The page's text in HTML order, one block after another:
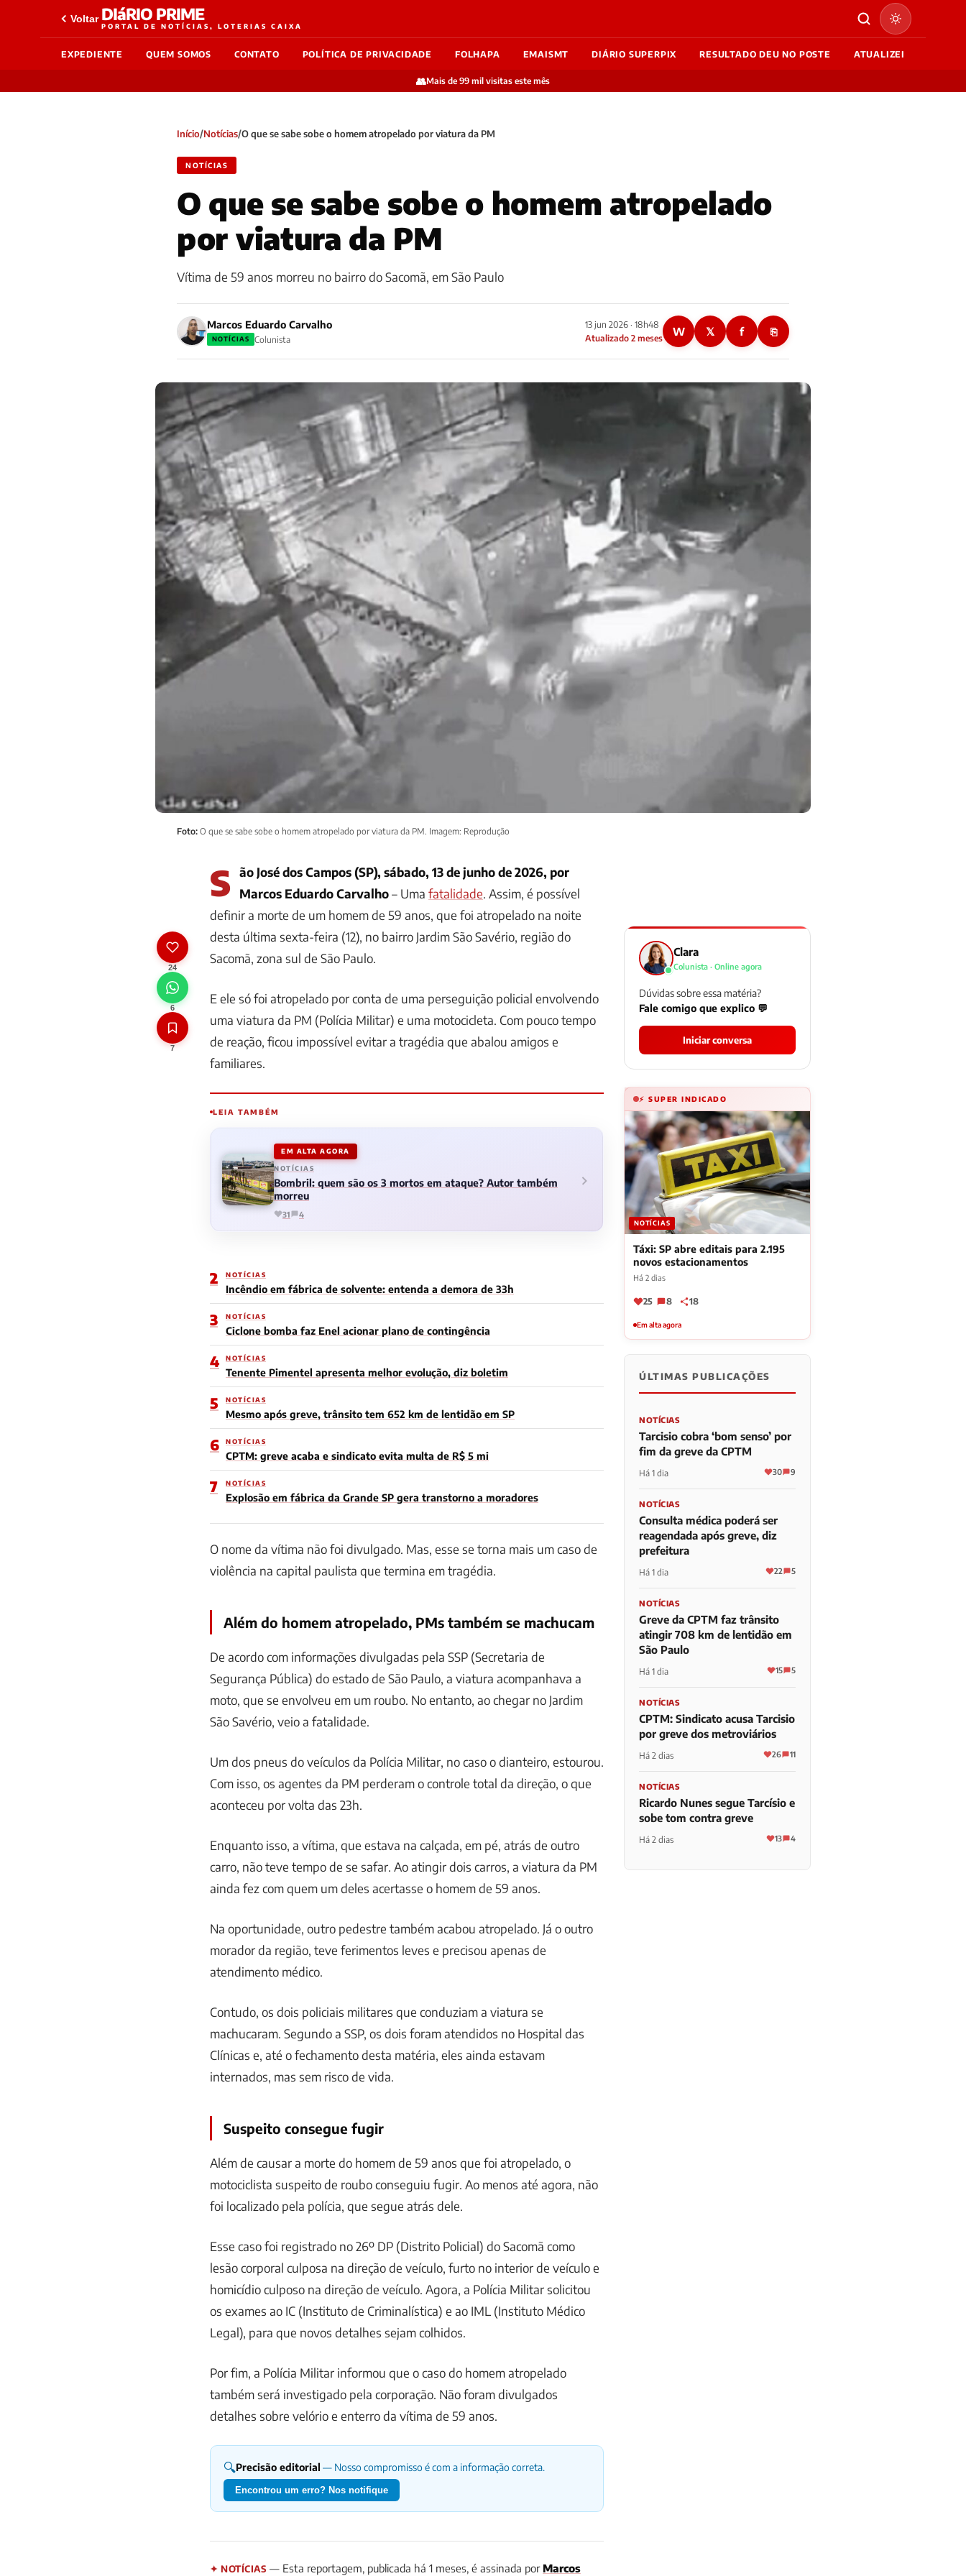
Voltar DIáRIO PRIME
PORTAL DE NOTÍCIAS, LOTERIAS CAIXA
EXPEDIENTE QUEM SOMOS CONTATO POLÍTICA DE PRIVACIDADE FOLHAPA EMAISMT DIÁRIO SUPERPIX RESULTADO DEU NO POSTE ATUALIZEI
👥Mais de 99 mil visitas este mês
Início/Notícias/O que se sabe sobe o homem atropelado por viatura da PM
NOTÍCIAS
O que se sabe sobe o homem atropelado
por viatura da PM
Vítima de 59 anos morreu no bairro do Sacomã, em São Paulo
Marcos Eduardo Carvalho
NOTÍCIAS Colunista
13 jun 2026 · 18h48
Atualizado 2 meses
W 𝕏 f ⎘
Foto: O que se sabe sobe o homem atropelado por viatura da PM. Imagem: Reprodução
24
6
7
S ão José dos Campos (SP), sábado, 13 de junho de 2026, por
Marcos Eduardo Carvalho– Uma fatalidade. Assim, é possível
definir a morte de um homem de 59 anos, que foi atropelado na noite
desta última sexta-feira (12), no bairro Jardim São Savério, região do
Sacomã, zona sul de São Paulo.
E ele só foi atropelado por conta de uma perseguição policial envolvendo
uma viatura da PM (Polícia Militar) e uma motocicleta. Com pouco tempo
de reação, ficou impossível evitar a tragédia que abalou amigos e
familiares.
LEIA TAMBÉM
EM ALTA AGORA
NOTÍCIAS
Bombril: quem são os 3 mortos em ataque? Autor também
morreu
31 4
2 NOTÍCIAS
Incêndio em fábrica de solvente: entenda a demora de 33h
3 NOTÍCIAS
Ciclone bomba faz Enel acionar plano de contingência
4 NOTÍCIAS
Tenente Pimentel apresenta melhor evolução, diz boletim
5 NOTÍCIAS
Mesmo após greve, trânsito tem 652 km de lentidão em SP
6 NOTÍCIAS
CPTM: greve acaba e sindicato evita multa de R$ 5 mi
7 NOTÍCIAS
Explosão em fábrica da Grande SP gera transtorno a moradores
O nome da vítima não foi divulgado. Mas, esse se torna mais um caso de
violência na capital paulista que termina em tragédia.
Além do homem atropelado, PMs também se machucam
De acordo com informações divulgadas pela SSP (Secretaria de
Segurança Pública) do estado de São Paulo, a viatura acompanhava a
moto, que se envolveu em um roubo. No entanto, ao chegar no Jardim
São Savério, veio a fatalidade.
Um dos pneus do veículos da Polícia Militar, no caso o dianteiro, estourou.
Com isso, os agentes da PM perderam o controle total da direção, o que
aconteceu por volta das 23h.
Enquanto isso, a vítima, que estava na calçada, em pé, atrás de outro
carro, não teve tempo de se safar. Ao atingir dois carros, a viatura da PM
ainda fez com quem um deles acertasse o homem de 59 anos.
Na oportunidade, outro pedestre também acabou atropelado. Já o outro
morador da região, teve ferimentos leves e precisou apenas de
atendimento médico.
Contudo, os dois policiais militares que conduziam a viatura se
machucaram. Segundo a SSP, os dois foram atendidos no Hospital das
Clínicas e, até o fechamento desta matéria, eles ainda estavam
internados, mas sem risco de vida.
Suspeito consegue fugir
Além de causar a morte do homem de 59 anos que foi atropelado, o
motociclista suspeito de roubo conseguiu fugir. Ao menos até agora, não
foi localizado pela polícia, que segue atrás dele.
Esse caso foi registrado no 26º DP (Distrito Policial) do Sacomã como
lesão corporal culposa na direção de veículo, furto no interior de veículo e
homicídio culposo na direção de veículo. Agora, a Polícia Militar solicitou
os exames ao IC (Instituto de Criminalística) e ao IML (Instituto Médico
Legal), para que novos detalhes sejam colhidos.
Por fim, a Polícia Militar informou que o caso do homem atropelado
também será investigado pela corporação. Não foram divulgados
detalhes sobre velório e enterro da vítima de 59 anos.
🔍Precisão editorial — Nosso compromisso é com a informação correta.
Encontrou um erro? Nos notifique
✦ NOTÍCIAS — Esta reportagem, publicada há 1 meses, é assinada por Marcos
Clara
Colunista · Online agora
Dúvidas sobre essa matéria?
Fale comigo que explico 💬
Iniciar conversa
⚡ SUPER INDICADO
NOTÍCIAS
Táxi: SP abre editais para 2.195
novos estacionamentos
Há 2 dias
25 8 18
Em alta agora
ÚLTIMAS PUBLICAÇÕES
NOTÍCIAS
Tarcisio cobra ‘bom senso’ por
fim da greve da CPTM
Há 1 dia 30 9
NOTÍCIAS
Consulta médica poderá ser
reagendada após greve, diz
prefeitura
Há 1 dia 22 5
NOTÍCIAS
Greve da CPTM faz trânsito
atingir 708 km de lentidão em
São Paulo
Há 1 dia 15 5
NOTÍCIAS
CPTM: Sindicato acusa Tarcisio
por greve dos metroviários
Há 2 dias 26 11
NOTÍCIAS
Ricardo Nunes segue Tarcísio e
sobe tom contra greve
Há 2 dias 13 4